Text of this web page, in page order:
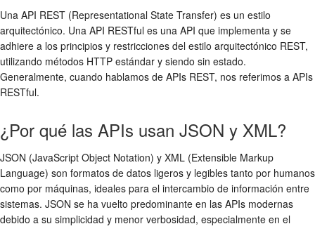
Una API REST (Representational State Transfer) es un estilo
arquitectónico. Una API RESTful es una API que implementa y se
adhiere a los principios y restricciones del estilo arquitectónico REST,
utilizando métodos HTTP estándar y siendo sin estado.
Generalmente, cuando hablamos de APIs REST, nos referimos a APIs
RESTful.
¿Por qué las APIs usan JSON y XML?
JSON (JavaScript Object Notation) y XML (Extensible Markup
Language) son formatos de datos ligeros y legibles tanto por humanos
como por máquinas, ideales para el intercambio de información entre
sistemas. JSON se ha vuelto predominante en las APIs modernas
debido a su simplicidad y menor verbosidad, especialmente en el